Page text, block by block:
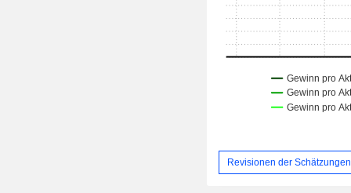
Revisionen der Schätzungen